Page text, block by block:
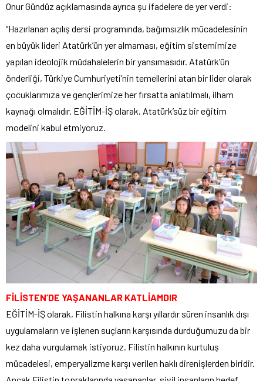
Onur Gündüz açıklamasında ayrıca şu ifadelere de yer verdi:
“Hazırlanan açılış dersi programında, bağımsızlık mücadelesinin
en büyük lideri Atatürk’ün yer almaması, eğitim sistemimize
yapılan ideolojik müdahalelerin bir yansımasıdır. Atatürk’ün
önderliği, Türkiye Cumhuriyeti’nin temellerini atan bir lider olarak
çocuklarımıza ve gençlerimize her fırsatta anlatılmalı, ilham
kaynağı olmalıdır. EĞİTİM-İŞ olarak, Atatürk’süz bir eğitim
modelini kabul etmiyoruz.
FİLİSTEN’DE YAŞANANLAR KATLİAMDIR
EĞİTİM-İŞ olarak, Filistin halkına karşı yıllardır süren insanlık dışı
uygulamaların ve işlenen suçların karşısında durduğumuzu da bir
kez daha vurgulamak istiyoruz. Filistin halkının kurtuluş
mücadelesi, emperyalizme karşı verilen haklı direnişlerden biridir.